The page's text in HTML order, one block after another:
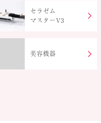
セラゼム
マスターV3
美容機器